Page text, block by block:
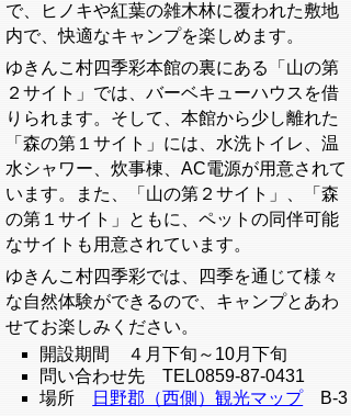
で、ヒノキや紅葉の雑木林に覆われた敷地
内で、快適なキャンプを楽しめます。
ゆきんこ村四季彩本館の裏にある「山の第
２サイト」では、バーベキューハウスを借
りられます。そして、本館から少し離れた
「森の第１サイト」には、水洗トイレ、温
水シャワー、炊事棟、AC電源が用意されて
います。また、「山の第２サイト」、「森
の第１サイト」ともに、ペットの同伴可能
なサイトも用意されています。
ゆきんこ村四季彩では、四季を通じて様々
な自然体験ができるので、キャンプとあわ
せてお楽しみください。
開設期間 ４月下旬～10月下旬
問い合わせ先 TEL0859-87-0431
場所
日野郡（西側）観光マップB-3